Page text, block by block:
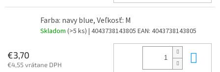
Farba: navy blue, Veľkosť: M
Skladom (>5 ks) | 4043738143805 EAN: 4043738143805
€3,70
€4,55 vrátane DPH